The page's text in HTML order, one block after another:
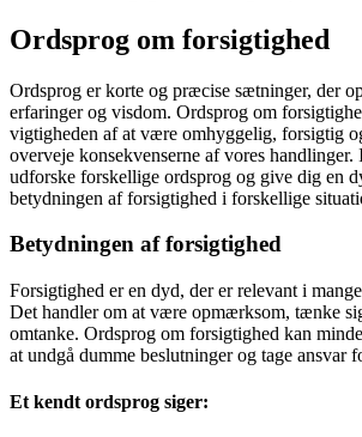
Ordsprog om forsigtighed
Ordsprog er korte og præcise sætninger, der
erfaringer og visdom. Ordsprog om
vigtigheden af at være omhyggelig, forsigtig
overveje konsekvenserne af vores
udforske forskellige ordsprog og give dig en
betydningen af forsigtighed i forskellige
Betydningen af forsigtighed
Forsigtighed er en dyd, der er relevant i
Det handler om at være opmærksom, tænke
omtanke. Ordsprog om forsigtighed kan
at undgå dumme beslutninger og tage ansvar
Et kendt ordsprog siger: